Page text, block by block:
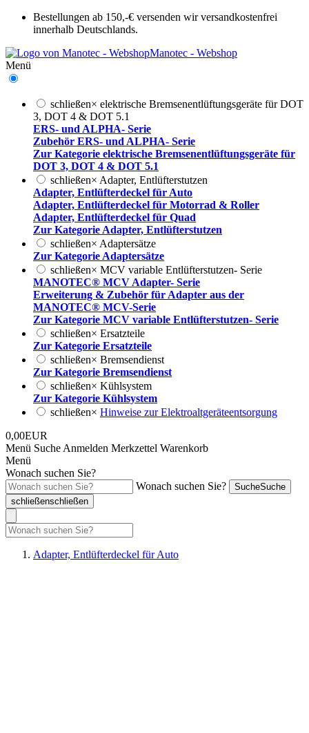
Bestellungen ab 150,-€ versenden wir versandkostenfrei
innerhalb Deutschlands.
Manotec - Webshop
Menü
schließen× elektrische Bremsenentlüftungsgeräte für DOT
3, DOT 4 & DOT 5.1
ERS- und ALPHA- Serie
Zubehör ERS- und ALPHA- Serie
Zur Kategorie elektrische Bremsenentlüftungsgeräte für
DOT 3, DOT 4 & DOT 5.1
schließen× Adapter, Entlüfterstutzen
Adapter, Entlüfterdeckel für Auto
Adapter, Entlüfterdeckel für Motorrad & Roller
Adapter, Entlüfterdeckel für Quad
Zur Kategorie Adapter, Entlüfterstutzen
schließen× Adaptersätze
Zur Kategorie Adaptersätze
schließen× MCV variable Entlüfterstutzen- Serie
MANOTEC® MCV Adapter- Serie
Erweiterung & Zubehör für Adapter aus der
MANOTEC® MCV-Serie
Zur Kategorie MCV variable Entlüfterstutzen- Serie
schließen× Ersatzteile
Zur Kategorie Ersatzteile
schließen× Bremsendienst
Zur Kategorie Bremsendienst
schließen× Kühlsystem
Zur Kategorie Kühlsystem
schließen× Hinweise zur Elektroaltgeräteentsorgung
0,00EUR
Menü Suche Anmelden Merkzettel Warenkorb
Menü
Wonach suchen Sie?
Wonach suchen Sie?
SucheSuche
schließenschließen
Adapter, Entlüfterdeckel für Auto